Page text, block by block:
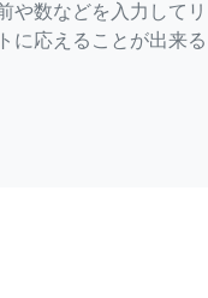
や数などを入力してリ
に応えることが出来る